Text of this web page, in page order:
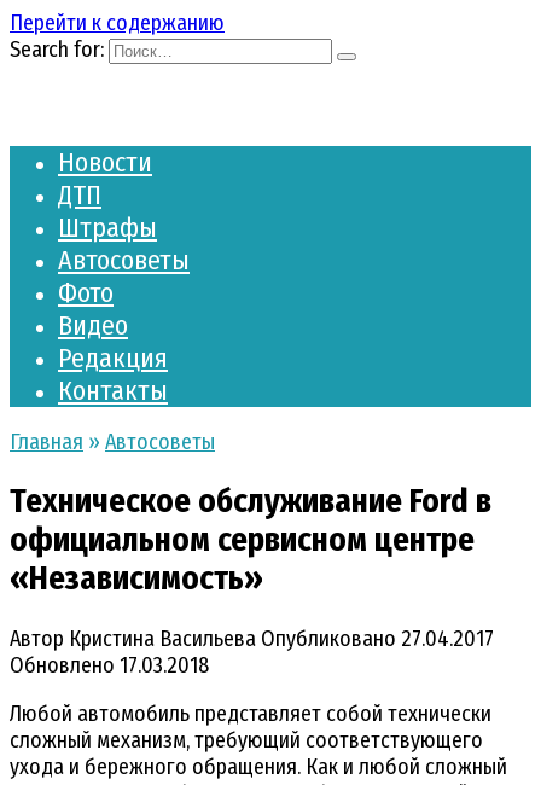
Перейти к содержанию
Search for:
Новости
ДТП
Штрафы
Автосоветы
Фото
Видео
Редакция
Контакты
Главная » Автосоветы
Техническое обслуживание Ford в
официальном сервисном центре
«Независимость»
Автор Кристина Васильева Опубликовано 27.04.2017
Обновлено 17.03.2018
Любой автомобиль представляет собой технически
сложный механизм, требующий соответствующего
ухода и бережного обращения. Как и любой сложный